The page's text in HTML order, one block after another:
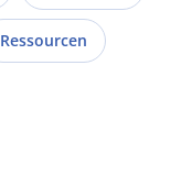
Ressourcen